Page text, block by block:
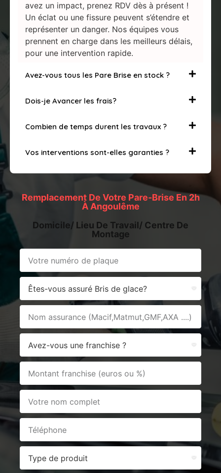
avez un impact, prenez RDV dès à présent !
Un éclat ou une fissure peuvent s’étendre et
représenter un danger. Nos équipes vous
prennent en charge dans les meilleurs délais,
pour une intervention rapide.
Avez-vous tous les Pare Brise en stock ?
Dois-je Avancer les frais?
Combien de temps durent les travaux ?
Vos interventions sont-elles garanties ?
Remplacement De Votre Pare-Brise En 2h
À Angoulême
Domicile/ Lieu De Travail/ Centre De
Montage